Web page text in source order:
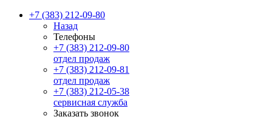
+7 (383) 212-09-80
Назад
Телефоны
+7 (383) 212-09-80
отдел продаж
+7 (383) 212-09-81
отдел продаж
+7 (383) 212-05-38
сервисная служба
Заказать звонок